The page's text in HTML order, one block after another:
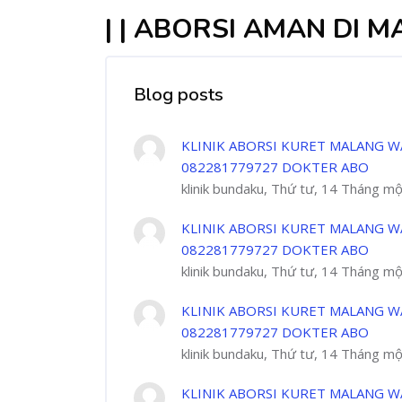
| | ABORSI AMAN DI
Blog posts
KLINIK ABORSI KURET MALANG
082281779727 DOKTER ABO
klinik bundaku, Thứ tư, 14 Tháng
KLINIK ABORSI KURET MALANG
082281779727 DOKTER ABO
klinik bundaku, Thứ tư, 14 Tháng
KLINIK ABORSI KURET MALANG
082281779727 DOKTER ABO
klinik bundaku, Thứ tư, 14 Tháng
KLINIK ABORSI KURET MALANG